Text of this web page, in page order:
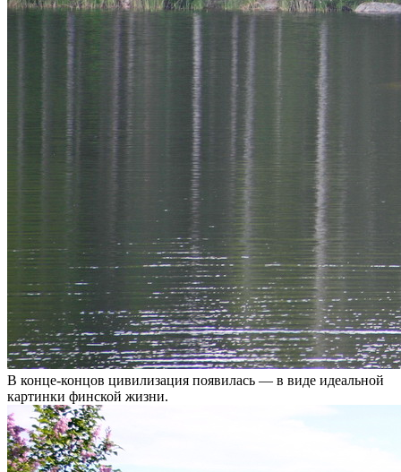
В конце-концов цивилизация появилась — в виде идеальной
картинки финской жизни.